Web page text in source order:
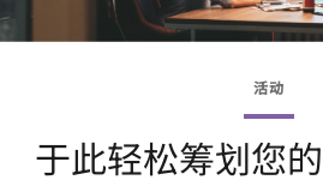
活动
于此轻松筹划您